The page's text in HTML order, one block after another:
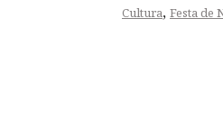
Cultura, Festa de